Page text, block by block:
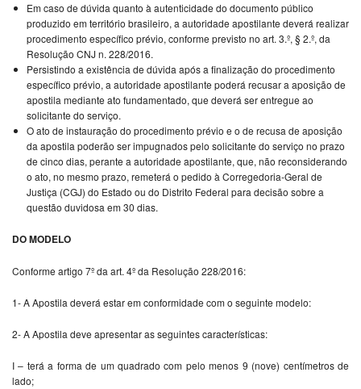
Em caso de dúvida quanto à autenticidade do documento público
produzido em território brasileiro, a autoridade apostilante deverá realizar
procedimento específico prévio, conforme previsto no art. 3.º, § 2.º, da
Resolução CNJ n. 228/2016.
Persistindo a existência de dúvida após a finalização do procedimento
específico prévio, a autoridade apostilante poderá recusar a aposição de
apostila mediante ato fundamentado, que deverá ser entregue ao
solicitante do serviço.
O ato de instauração do procedimento prévio e o de recusa de aposição
da apostila poderão ser impugnados pelo solicitante do serviço no prazo
de cinco dias, perante a autoridade apostilante, que, não reconsiderando
o ato, no mesmo prazo, remeterá o pedido à Corregedoria-Geral de
Justiça (CGJ) do Estado ou do Distrito Federal para decisão sobre a
questão duvidosa em 30 dias.
DO MODELO
Conforme artigo 7º da art. 4º da Resolução 228/2016:
1- A Apostila deverá estar em conformidade com o seguinte modelo:
2- A Apostila deve apresentar as seguintes características:
I – terá a forma de um quadrado com pelo menos 9 (nove) centímetros de
lado;